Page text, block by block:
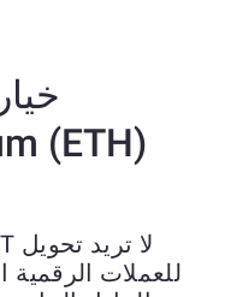
(ETH)
للعملات